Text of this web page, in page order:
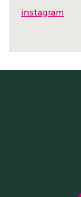
instagram